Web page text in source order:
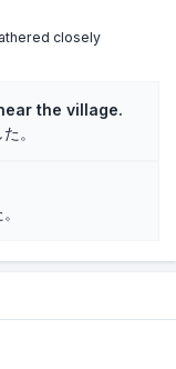
closely
the village.
。